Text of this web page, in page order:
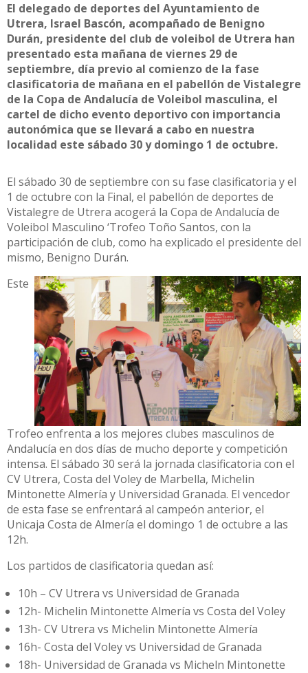
El delegado de deportes del Ayuntamiento de
Utrera, Israel Bascón, acompañado de Benigno
Durán, presidente del club de voleibol de Utrera han
presentado esta mañana de viernes 29 de
septiembre, día previo al comienzo de la fase
clasificatoria de mañana en el pabellón de Vistalegre
de la Copa de Andalucía de Voleibol masculina, el
cartel de dicho evento deportivo con importancia
autonómica que se llevará a cabo en nuestra
localidad este sábado 30 y domingo 1 de octubre.
El sábado 30 de septiembre con su fase clasificatoria y el
1 de octubre con la Final, el pabellón de deportes de
Vistalegre de Utrera acogerá la Copa de Andalucía de
Voleibol Masculino ‘Trofeo Toño Santos, con la
participación de club, como ha explicado el presidente del
mismo, Benigno Durán.
Este
Trofeo enfrenta a los mejores clubes masculinos de
Andalucía en dos días de mucho deporte y competición
intensa. El sábado 30 será la jornada clasificatoria con el
CV Utrera, Costa del Voley de Marbella, Michelin
Mintonette Almería y Universidad Granada. El vencedor
de esta fase se enfrentará al campeón anterior, el
Unicaja Costa de Almería el domingo 1 de octubre a las
12h.
Los partidos de clasificatoria quedan así:
10h – CV Utrera vs Universidad de Granada
12h- Michelin Mintonette Almería vs Costa del Voley
13h- CV Utrera vs Michelin Mintonette Almería
16h- Costa del Voley vs Universidad de Granada
18h- Universidad de Granada vs Micheln Mintonette